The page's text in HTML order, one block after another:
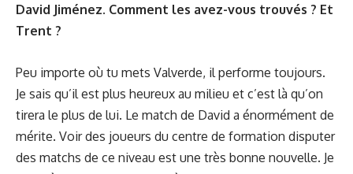
David Jiménez. Comment les avez-vous trouvés ? Et
Trent ?
Peu importe où tu mets Valverde, il performe toujours.
Je sais qu’il est plus heureux au milieu et c’est là qu’on
tirera le plus de lui. Le match de David a énormément de
mérite. Voir des joueurs du centre de formation disputer
des matchs de ce niveau est une très bonne nouvelle. Je